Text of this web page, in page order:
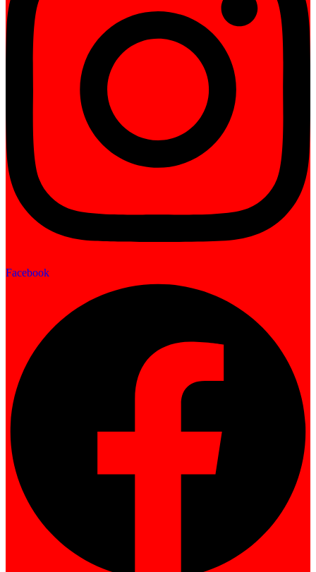
Facebook